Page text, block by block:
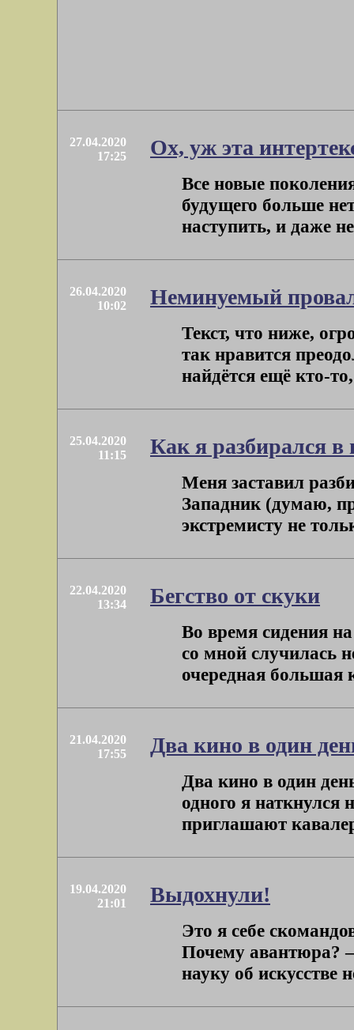
27.04.2020
17:25
Ох, уж эта
Все новые
будущего больше
наступить, и даже
26.04.2020
10:02
Неминуемый
Текст, что ниже,
так нравится
найдётся ещё кто-
25.04.2020
11:15
Как я разбирался
Меня заставил
Западник (думаю,
экстремисту не
22.04.2020
13:34
Бегство от скуки
Во время сидения
со мной случилась
очередная большая
21.04.2020
17:55
Два кино в один
Два кино в один
одного я
приглашают
19.04.2020
21:01
Выдохнули!
Это я себе
Почему авантюра?
науку об искусстве